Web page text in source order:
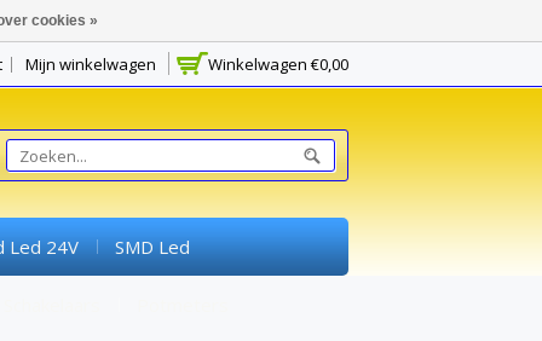
Winkelwagen €0,00
Mijn winkelwagen
Led 24V SMD Led
cookies »